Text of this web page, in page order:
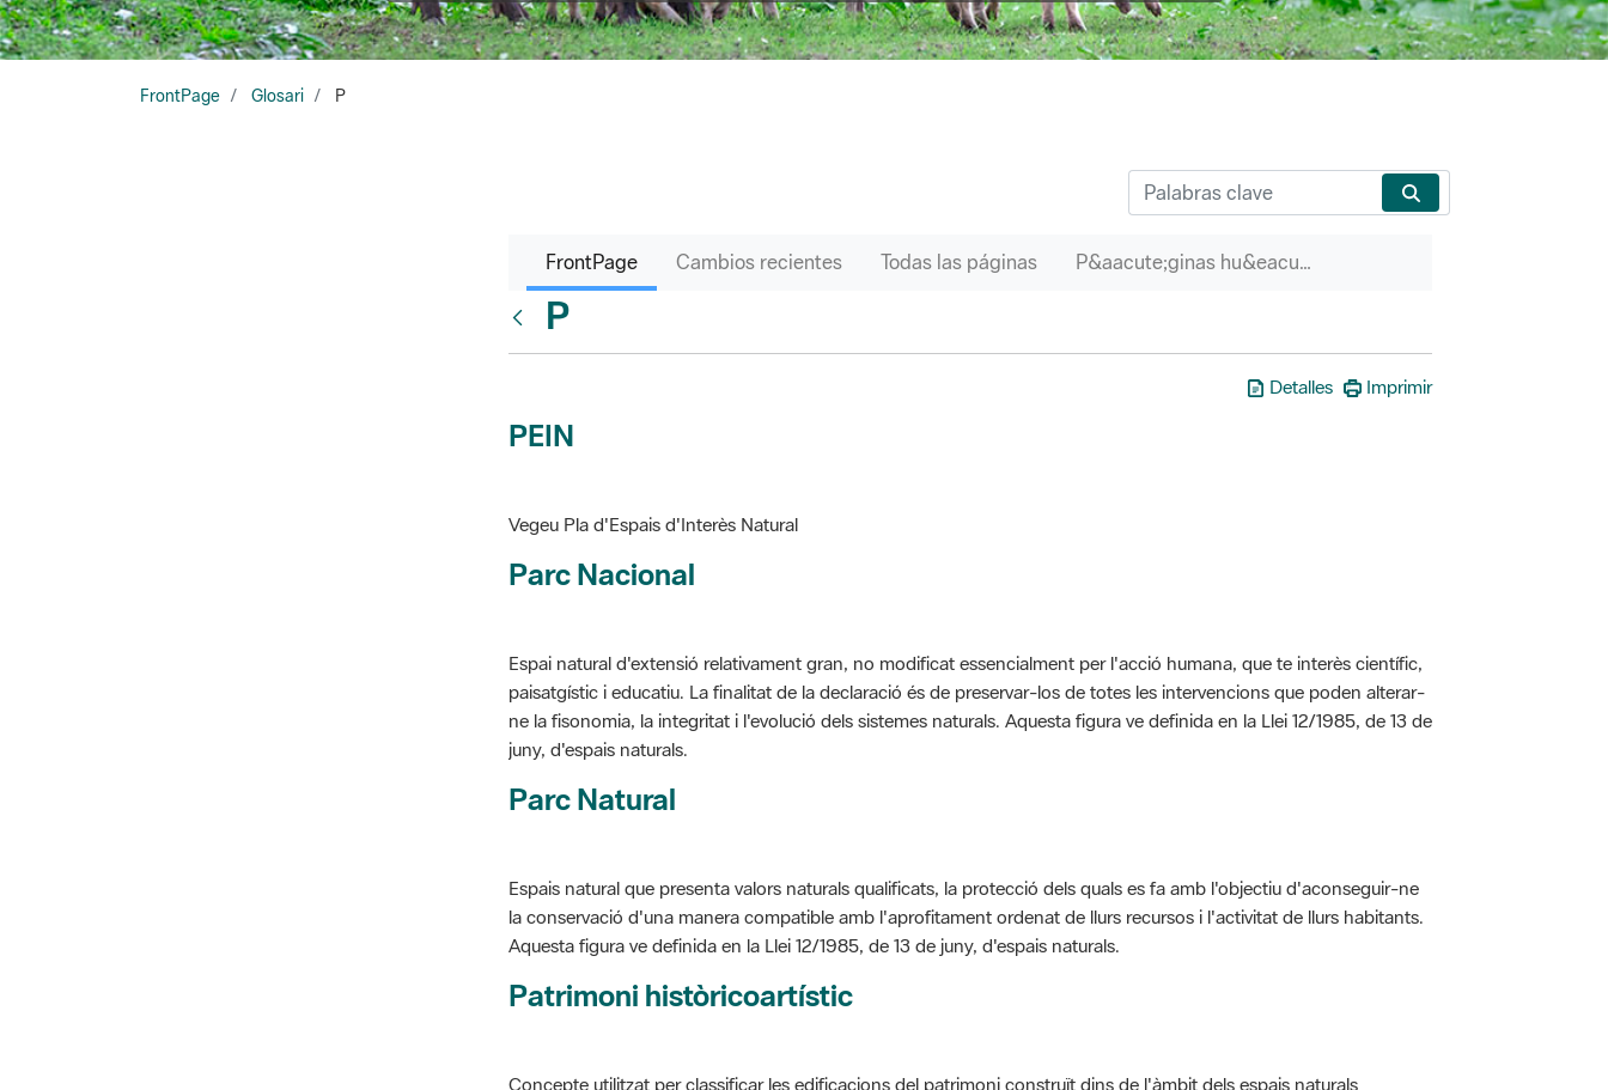
FrontPage Glosari P
FrontPage Cambios recientes Todas las páginas P&aacute;ginas hu&eacute;rfanas
P
Detalles Imprimir
PEIN
Vegeu Pla d'Espais d'Interès Natural
Parc Nacional
Espai natural d'extensió relativament gran, no modificat essencialment per l'acció humana, que te interès científic,
paisatgístic i educatiu. La finalitat de la declaració és de preservar-los de totes les intervencions que poden alterar-
ne la fisonomia, la integritat i l'evolució dels sistemes naturals. Aquesta figura ve definida en la Llei 12/1985, de 13 de
juny, d'espais naturals.
Parc Natural
Espais natural que presenta valors naturals qualificats, la protecció dels quals es fa amb l'objectiu d'aconseguir-ne
la conservació d'una manera compatible amb l'aprofitament ordenat de llurs recursos i l'activitat de llurs habitants.
Aquesta figura ve definida en la Llei 12/1985, de 13 de juny, d'espais naturals.
Patrimoni històricoartístic
Concepte utilitzat per classificar les edificacions del patrimoni construït dins de l'àmbit dels espais naturals